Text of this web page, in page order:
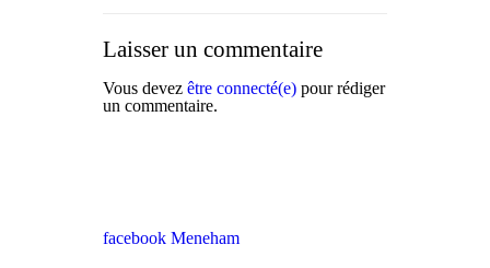
Laisser un commentaire
Vous devez être connecté(e) pour rédiger
un commentaire.
facebook Meneham